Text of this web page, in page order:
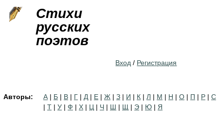
Стихи
русских
поэтов
Вход / Регистрация
Авторы: А | Б | В | Г | Д | Е | Ж | З | И | К | Л | М | Н | О | П | Р | С
| Т | У | Ф | Х | Ц | Ч | Ш | Щ | Э | Ю | Я